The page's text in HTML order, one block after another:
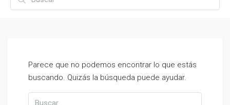
Parece que no podemos encontrar lo que estás
buscando. Quizás la búsqueda puede ayudar.